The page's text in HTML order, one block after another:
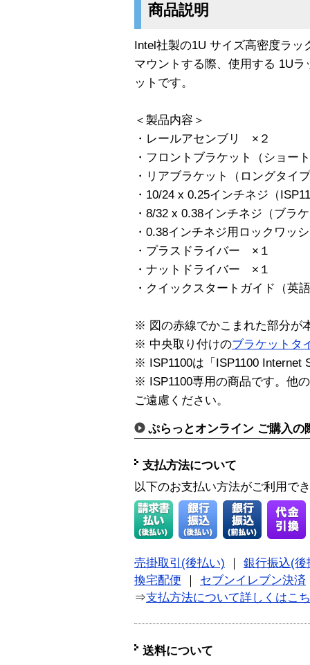
商品説明
Intel社製の1U サイズ高密度ラッ
マウントする際、使用する 1U
ットです。
＜製品内容＞
・レールアセンブリ ×２
・フロントブラケット（ショ
・リアブラケット（ロングタ
・10/24 x 0.25インチネジ（
・8/32 x 0.38インチネジ（ブ
・0.38インチネジ用ロックワッ
・プラスドライバー ×１
・ナットドライバー ×１
・クイックスタートガイド（
※ 図の赤線でかこまれた部分が
※ 中央取り付けのブラケットタ
※ ISP1100は「ISP1100 Internet
※ ISP1100専用の商品です。他
ご遠慮ください。
ぷらっとオンライン ご購入の
支払方法について
以下のお支払い方法がご利用で
売掛取引(後払い)
銀行振込(後
換宅配便
セブンイレブン決済
⇒支払方法について詳しくはこ
送料について